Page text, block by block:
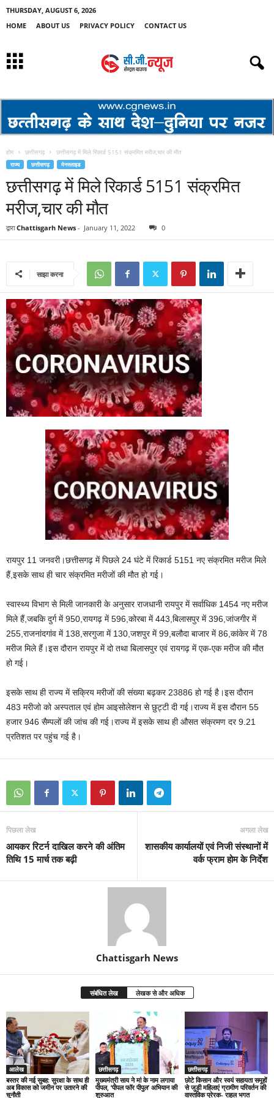
THURSDAY, AUGUST 6, 2026
HOME
ABOUT US PRIVACY POLICY CONTACT US
होम छत्तीसगढ़ छत्तीसगढ़ में मिले रिकार्ड 5151 संक्रमित मरीज,चार की मौत
राज्य छत्तीसगढ़ मेनस्लाइड
छत्तीसगढ़ में मिले रिकार्ड 5151 संक्रमित
मरीज,चार की मौत
द्वारा Chattisgarh News - January 11, 2022 0
साझा करना
रायपुर 11 जनवरी।छत्तीसगढ़ में पिछले 24 घंटे में रिकार्ड 5151 नए संक्रमित मरीज मिले
हैं,इसके साथ ही चार संक्रमित मरीजों की मौत हो गई।
स्वास्थ्य विभाग से मिली जानकारी के अनुसार राजधानी रायपुर में सर्वाधिक 1454 नए मरीज
मिले हैं,जबकि दुर्ग में 950,रायगढ़ में 596,कोरबा में 443,बिलासपुर में 396,जांजगीर में
255,राजनांदगांव में 138,सरगुजा में 130,जशपुर में 99,बलौदा बाजार में 86,कांकेर में 78
मरीज मिले हैं।इस दौरान रायपुर में दो तथा बिलासपुर एवं रायगढ़ में एक-एक मरीज की मौत
हो गई।
इसके साथ ही राज्य में सक्रिय मरीजों की संख्या बढ़कर 23886 हो गई है।इस दौरान
483 मरीजो को अस्पताल एवं होम आइसोलेशन से छुट्टी दी गई।राज्य में इस दौरान 55
हजार 946 सैम्पलों की जांच की गई।राज्य में इसके साथ ही औसत संक्रमण दर 9.21
प्रतिशत पर पहुंच गई है।
पिछला लेख
आयकर रिटर्न दाखिल करने की अंतिम
तिथि 15 मार्च तक बढ़ी
अगला लेख
शासकीय कार्यालयों एवं निजी संस्थानों में
वर्क फ्राम होम के निर्देश
Chattisgarh News
संबंधित लेख लेखक से और अधिक
आलेख
बस्तर की नई सुबह: सुरक्षा के साथ ही
अब विकास को जमीन पर उतारने की
चुनौती
छत्तीसगढ़
मुख्यमंत्री साय ने मां के नाम लगाया
पीपल, ‘पीपल फॉर पीपुल’ अभियान की
शुरुआत
छत्तीसगढ़
छोटे किसान और स्वयं सहायता समूहों
से जुड़ी महिलाएं ग्रामीण परिवर्तन की
वास्तविक प्रेरक- राहुल भगत